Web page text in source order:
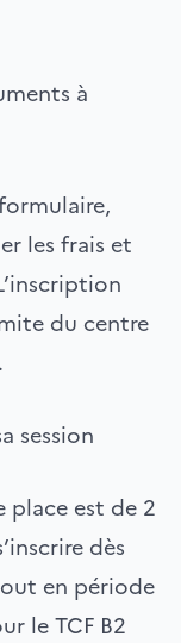
à
les frais et
du centre
session
place est de 2
dès
en période
le TCF B2